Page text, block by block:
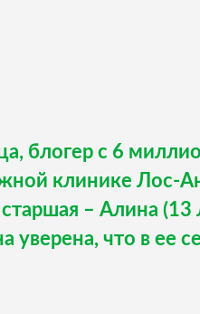
блогер с 6
клинике Лос-
– Алина
уверена, что в